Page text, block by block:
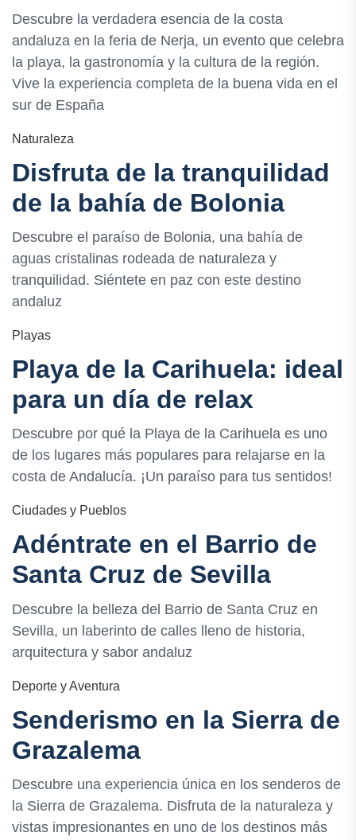
Descubre la verdadera esencia de la costa
andaluza en la feria de Nerja, un evento que celebra
la playa, la gastronomía y la cultura de la región.
Vive la experiencia completa de la buena vida en el
sur de España
Naturaleza
Disfruta de la tranquilidad
de la bahía de Bolonia
Descubre el paraíso de Bolonia, una bahía de
aguas cristalinas rodeada de naturaleza y
tranquilidad. Siéntete en paz con este destino
andaluz
Playas
Playa de la Carihuela: ideal
para un día de relax
Descubre por qué la Playa de la Carihuela es uno
de los lugares más populares para relajarse en la
costa de Andalucía. ¡Un paraíso para tus sentidos!
Ciudades y Pueblos
Adéntrate en el Barrio de
Santa Cruz de Sevilla
Descubre la belleza del Barrio de Santa Cruz en
Sevilla, un laberinto de calles lleno de historia,
arquitectura y sabor andaluz
Deporte y Aventura
Senderismo en la Sierra de
Grazalema
Descubre una experiencia única en los senderos de
la Sierra de Grazalema. Disfruta de la naturaleza y
vistas impresionantes en uno de los destinos más